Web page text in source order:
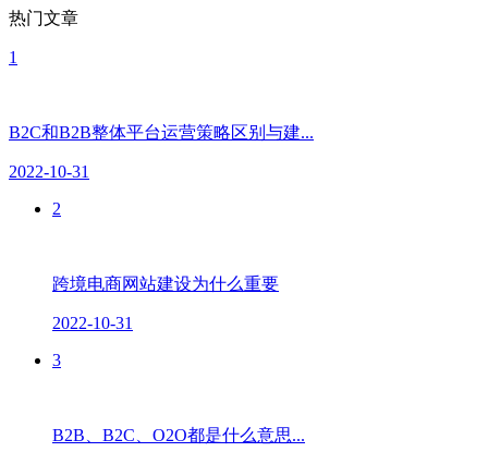
热门文章
1
B2C和B2B整体平台运营策略区别与建...
2022-10-31
2
跨境电商网站建设为什么重要
2022-10-31
3
B2B、B2C、O2O都是什么意思...